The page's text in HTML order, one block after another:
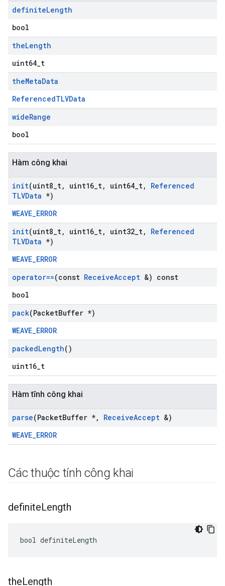
definiteLength
bool
theLength
uint64_t
theMetaData
ReferencedTLVData
wideRange
bool
Hàm công khai
init(uint8 t, uint16 t, uint64 t,
Referenced
TLVData *)
WEAVE_ERROR
init(uint8 t, uint16 t, uint32 t,
Referenced
TLVData *)
WEAVE_ERROR
operator==(const ReceiveAccept &) const
bool
pack(PacketBuffer *)
WEAVE_ERROR
packedLength()
uint16_t
Hàm tĩnh công khai
parse(PacketBuffer *, ReceiveAccept &)
WEAVE_ERROR
Các thuộc tính công khai
definiteLength
bool definiteLength
theLength